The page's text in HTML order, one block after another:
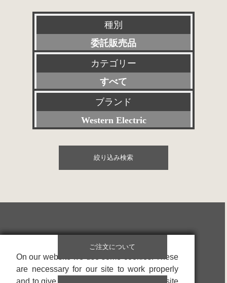
種別
委託販売品
新品
特選アクセサリー
特価品
その他委託販売品
カテゴリー
すべて
プリアンプ
パワーアンプ
プリメインアンプ
スピーカー
レコードプレーヤー
アナログ関連
ブランド
Western Electric
Accuphase
ACROLINK
赤坂工芸音研
ALTEC
絞り込み検索
ご注文について
On our website we use some cookies. These
are necessary for our site to work properly
and to give us information about how our site
On our website we use some cookies. These
are necessary for our site to work properly
and to give us information about how our site
On our website we use some cookies. These
are necessary for our site to work properly
and to give us information about how our site